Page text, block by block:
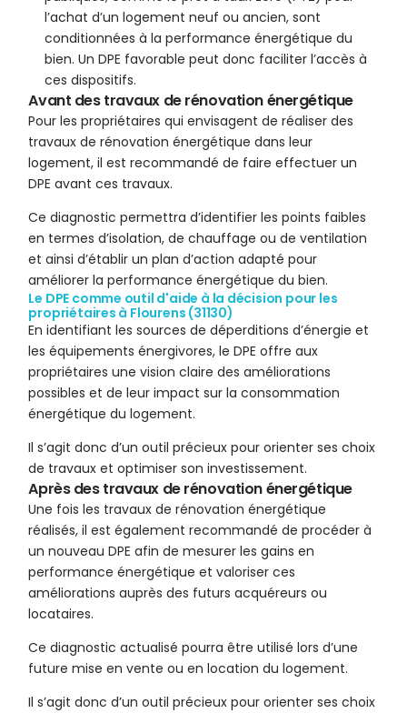
l’achat d’un logement neuf ou ancien, sont
conditionnées à la performance énergétique du
bien. Un DPE favorable peut donc faciliter l’accès à
ces dispositifs.
Avant des travaux de rénovation énergétique
Pour les propriétaires qui envisagent de réaliser des
travaux de rénovation énergétique dans leur
logement, il est recommandé de faire effectuer un
DPE avant ces travaux.
Ce diagnostic permettra d’identifier les points faibles
en termes d’isolation, de chauffage ou de ventilation
et ainsi d’établir un plan d’action adapté pour
améliorer la performance énergétique du bien.
Le DPE comme outil d'aide à la décision pour les
propriétaires à Flourens (31130)
En identifiant les sources de déperditions d’énergie et
les équipements énergivores, le DPE offre aux
propriétaires une vision claire des améliorations
possibles et de leur impact sur la consommation
énergétique du logement.
Il s’agit donc d’un outil précieux pour orienter ses choix
de travaux et optimiser son investissement.
Après des travaux de rénovation énergétique
Une fois les travaux de rénovation énergétique
réalisés, il est également recommandé de procéder à
un nouveau DPE afin de mesurer les gains en
performance énergétique et valoriser ces
améliorations auprès des futurs acquéreurs ou
locataires.
Ce diagnostic actualisé pourra être utilisé lors d’une
future mise en vente ou en location du logement.
Il s’agit donc d’un outil précieux pour orienter ses choix